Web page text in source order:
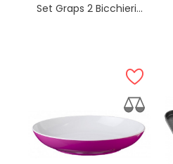
Set Graps 2 Bicchieri...